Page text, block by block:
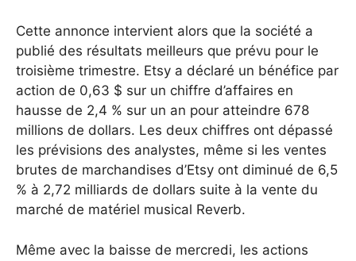
Cette annonce intervient alors que la société a
publié des résultats meilleurs que prévu pour le
troisième trimestre. Etsy a déclaré un bénéfice par
action de 0,63 $ sur un chiffre d’affaires en
hausse de 2,4 % sur un an pour atteindre 678
millions de dollars. Les deux chiffres ont dépassé
les prévisions des analystes, même si les ventes
brutes de marchandises d’Etsy ont diminué de 6,5
% à 2,72 milliards de dollars suite à la vente du
marché de matériel musical Reverb.
Même avec la baisse de mercredi, les actions